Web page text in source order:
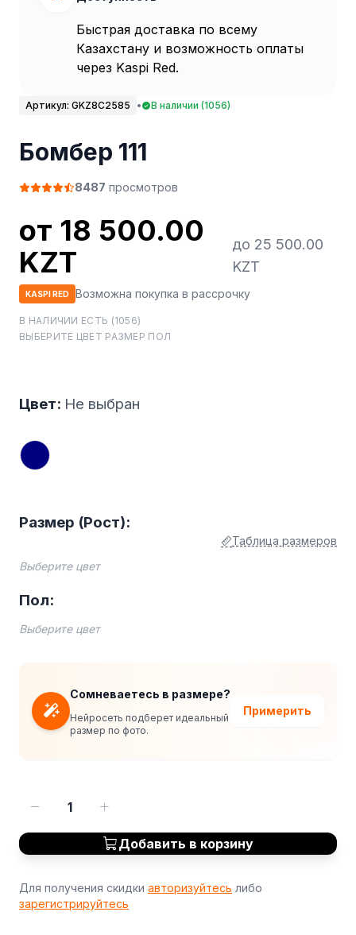
Быстрая доставка по всему
Казахстану и возможность оплаты
через Kaspi Red.
Артикул: GKZ8C2585 • В наличии (1056)
Бомбер 111
8487 просмотров
от 18 500.00
KZT
до 25 500.00
KZT
KASPI RED Возможна покупка в рассрочку
В НАЛИЧИИ ЕСТЬ (1056)
ВЫБЕРИТЕ ЦВЕТ РАЗМЕР ПОЛ
Цвет: Не выбран
Размер (Рост):
Таблица размеров
Выберите цвет
Пол:
Выберите цвет
Сомневаетесь в размере?
Нейросеть подберет идеальный
размер по фото.
Примерить
1
Добавить в корзину
Для получения скидки авторизуйтесь либо
зарегистрируйтесь